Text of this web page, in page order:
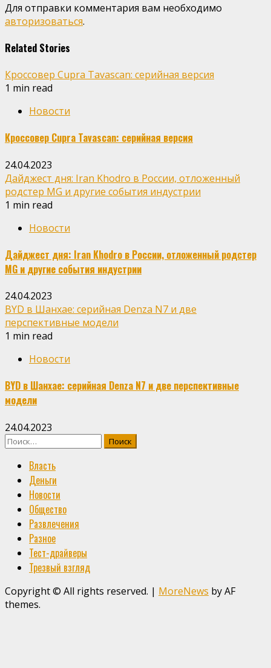
Для отправки комментария вам необходимо
авторизоваться.
Related Stories
Кроссовер Cupra Tavascan: серийная версия
1 min read
Новости
Кроссовер Cupra Tavascan: серийная версия
24.04.2023
Дайджест дня: Iran Khodro в России, отложенный
родстер MG и другие события индустрии
1 min read
Новости
Дайджест дня: Iran Khodro в России, отложенный родстер
MG и другие события индустрии
24.04.2023
BYD в Шанхае: серийная Denza N7 и две
перспективные модели
1 min read
Новости
BYD в Шанхае: серийная Denza N7 и две перспективные
модели
24.04.2023
Найти:
Власть
Деньги
Новости
Общество
Развлечения
Разное
Тест-драйверы
Трезвый взгляд
Copyright © All rights reserved. | MoreNews by AF
themes.